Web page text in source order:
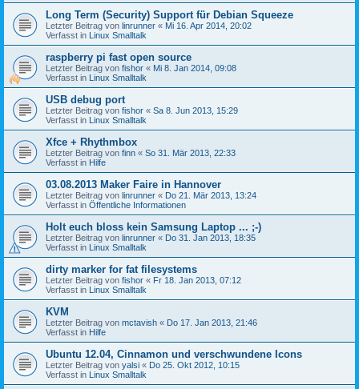
Long Term (Security) Support für Debian Squeeze
Letzter Beitrag von linrunner « Mi 16. Apr 2014, 20:02
Verfasst in Linux Smalltalk
raspberry pi fast open source
Letzter Beitrag von fishor « Mi 8. Jan 2014, 09:08
Verfasst in Linux Smalltalk
USB debug port
Letzter Beitrag von fishor « Sa 8. Jun 2013, 15:29
Verfasst in Linux Smalltalk
Xfce + Rhythmbox
Letzter Beitrag von finn « So 31. Mär 2013, 22:33
Verfasst in Hilfe
03.08.2013 Maker Faire in Hannover
Letzter Beitrag von linrunner « Do 21. Mär 2013, 13:24
Verfasst in Öffentliche Informationen
Holt euch bloss kein Samsung Laptop ... ;-)
Letzter Beitrag von linrunner « Do 31. Jan 2013, 18:35
Verfasst in Linux Smalltalk
dirty marker for fat filesystems
Letzter Beitrag von fishor « Fr 18. Jan 2013, 07:12
Verfasst in Linux Smalltalk
KVM
Letzter Beitrag von mctavish « Do 17. Jan 2013, 21:46
Verfasst in Hilfe
Ubuntu 12.04, Cinnamon und verschwundene Icons
Letzter Beitrag von yalsi « Do 25. Okt 2012, 10:15
Verfasst in Linux Smalltalk